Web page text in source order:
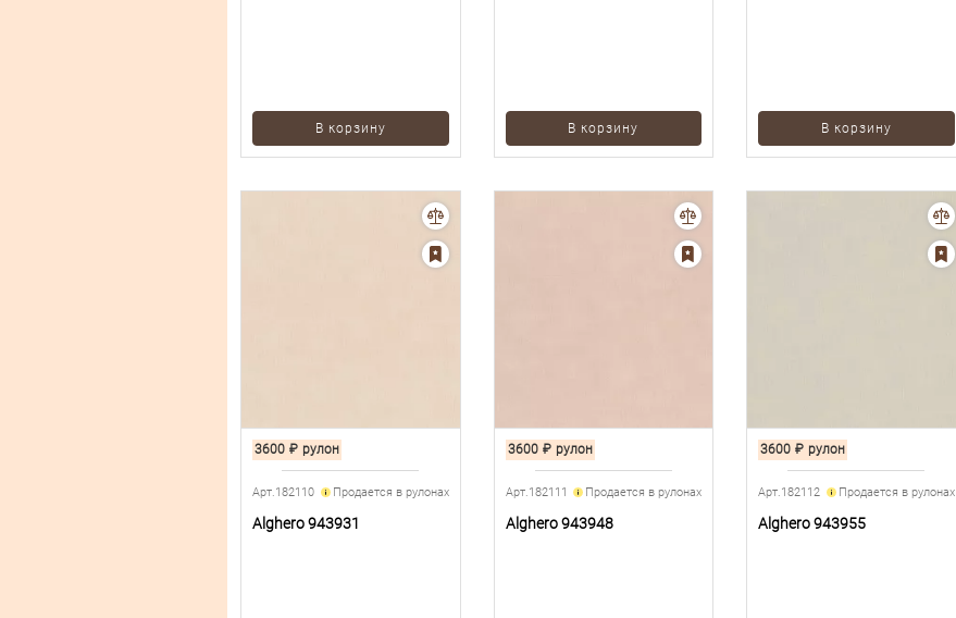
В корзину В корзину В корзину
3600 ₽ рулон
Арт.182110 Продается в рулонах
Alghero 943931
3600 ₽ рулон
Арт.182111 Продается в рулонах
Alghero 943948
3600 ₽ рулон
Арт.182112 Продается в рулонах
Alghero 943955